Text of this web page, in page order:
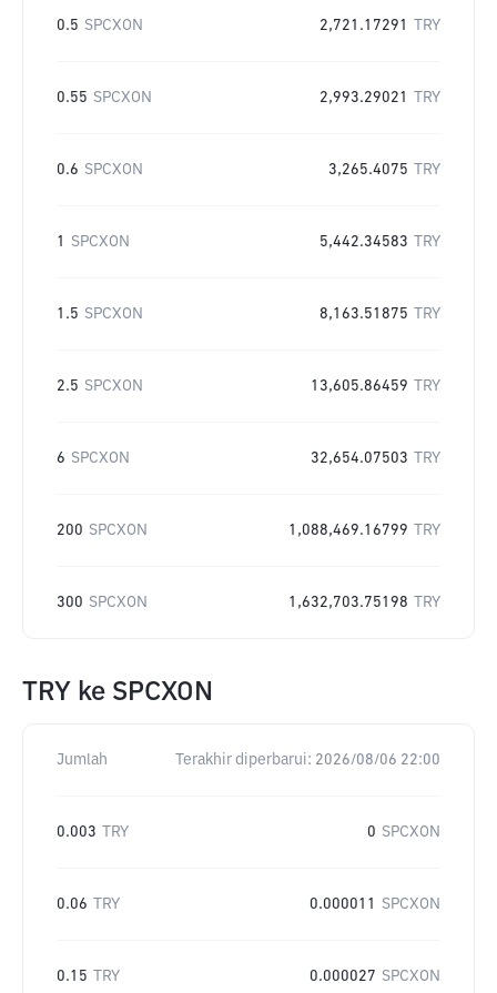
0.5 SPCXON 2,721.17291 TRY
0.55 SPCXON 2,993.29021 TRY
0.6 SPCXON 3,265.4075 TRY
1 SPCXON 5,442.34583 TRY
1.5 SPCXON 8,163.51875 TRY
2.5 SPCXON 13,605.86459 TRY
6 SPCXON 32,654.07503 TRY
200 SPCXON 1,088,469.16799 TRY
300 SPCXON 1,632,703.75198 TRY
TRY ke SPCXON
Jumlah Terakhir diperbarui: 2026/08/06 22:00
0.003 TRY 0 SPCXON
0.06 TRY 0.000011 SPCXON
0.15 TRY 0.000027 SPCXON